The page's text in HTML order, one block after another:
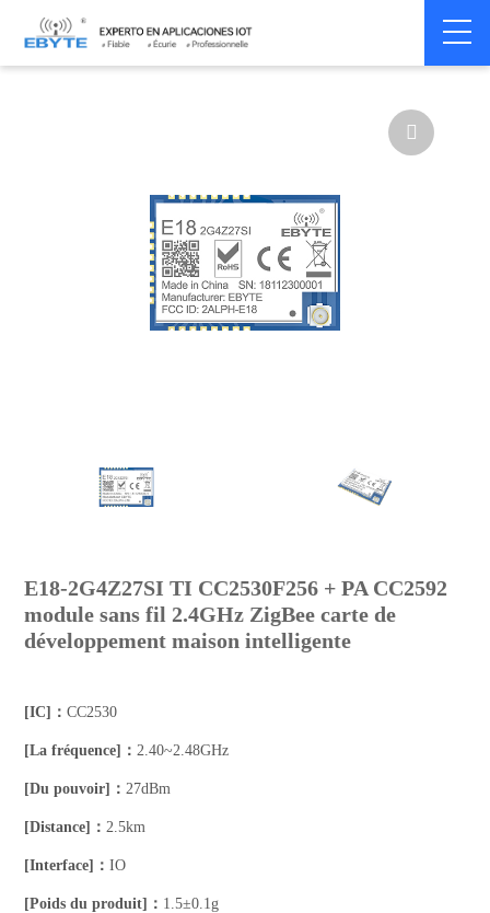
Home > Module > Zigbee > CC2530

E18-2G4Z27SI TI CC2530F256 + PA CC2592
module sans fil 2.4GHz ZigBee carte de
développement maison intelligente
[IC]：CC2530
[La fréquence]：2.40~2.48GHz
[Du pouvoir]：27dBm
[Distance]：2.5km
[Interface]：IO
[Poids du produit]： 1.5±0.1g